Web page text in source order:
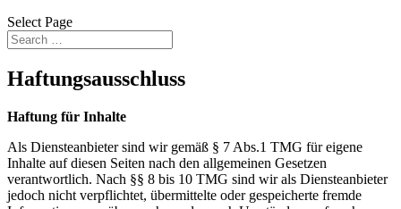
Select Page
Haftungsausschluss
Haftung für Inhalte
Als Diensteanbieter sind wir gemäß § 7 Abs.1 TMG für eigene
Inhalte auf diesen Seiten nach den allgemeinen Gesetzen
verantwortlich. Nach §§ 8 bis 10 TMG sind wir als Diensteanbieter
jedoch nicht verpflichtet, übermittelte oder gespeicherte fremde